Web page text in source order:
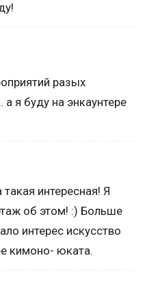
разых
я буду на энкаунтере
интересная! Я
об этом! :) Больше
интерес искусство
кимоно- юката.